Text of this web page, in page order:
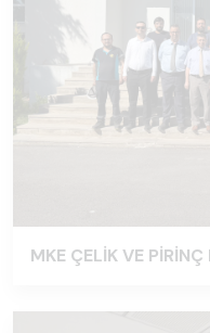
MKE ÇELİK VE